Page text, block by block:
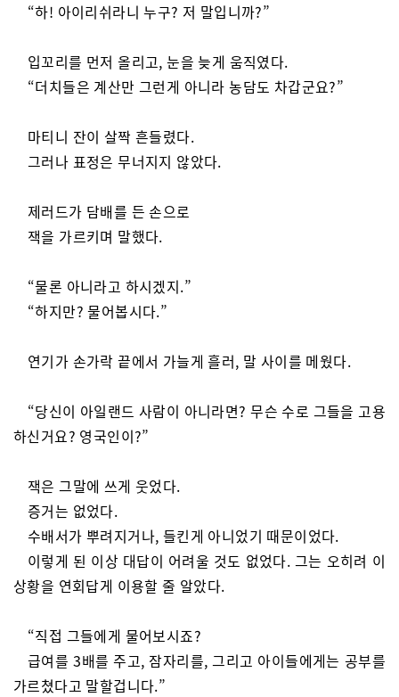
“하! 아이리쉬라니 누구? 저 말입니까?”
입꼬리를 먼저 올리고, 눈을 늦게 움직였다.
“더치들은 계산만 그런게 아니라 농담도 차갑군요?”
마티니 잔이 살짝 흔들렸다.
그러나 표정은 무너지지 않았다.
제러드가 담배를 든 손으로
잭을 가르키며 말했다.
“물론 아니라고 하시겠지.”
“하지만? 물어봅시다.”
연기가 손가락 끝에서 가늘게 흘러, 말 사이를 메웠다.
“당신이 아일랜드 사람이 아니라면? 무슨 수로 그들을 고용
하신거요? 영국인이?”
잭은 그말에 쓰게 웃었다.
증거는 없었다.
수배서가 뿌려지거나, 들킨게 아니었기 때문이었다.
이렇게 된 이상 대답이 어려울 것도 없었다. 그는 오히려 이
상황을 연회답게 이용할 줄 알았다.
“직접 그들에게 물어보시죠?
급여를 3배를 주고, 잠자리를, 그리고 아이들에게는 공부를
가르쳤다고 말할겁니다.”